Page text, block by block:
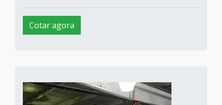
Cotar agora